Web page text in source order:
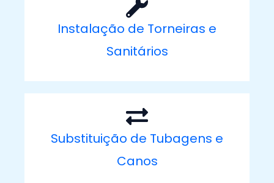
Instalação de Torneiras e
Sanitários
Substituição de Tubagens e
Canos